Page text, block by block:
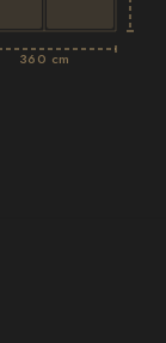
360 cm